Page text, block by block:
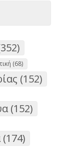
(68)
(152)
(152)